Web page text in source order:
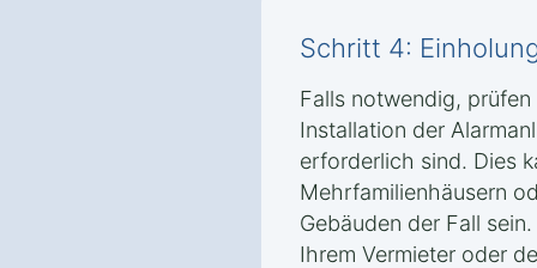
Schritt 4:
Falls notwendig,
Installation der
erforderlich sind. Dies
Mehrfamilienhäusern
Gebäuden der Fall
Ihrem Vermieter oder